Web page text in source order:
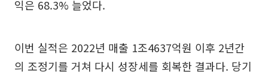
익은 68.3% 늘었다.
이번 실적은 2022년 매출 1조4637억원 이후 2년간
의 조정기를 거쳐 다시 성장세를 회복한 결과다. 당기